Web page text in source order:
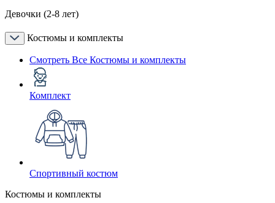
Девочки (2-8 лет)
Костюмы и комплекты
Смотреть Все Костюмы и комплекты
Комплект
Спортивный костюм
Костюмы и комплекты